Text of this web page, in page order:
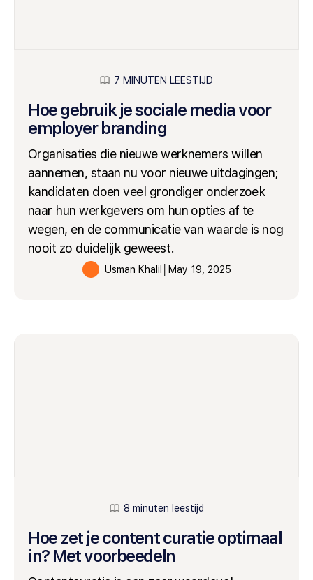
7 MINUTEN LEESTIJD
Hoe gebruik je sociale media voor
employer branding
Organisaties die nieuwe werknemers willen
aannemen, staan nu voor nieuwe uitdagingen;
kandidaten doen veel grondiger onderzoek
naar hun werkgevers om hun opties af te
wegen, en de communicatie van waarde is nog
nooit zo duidelijk geweest.
Usman Khalil May 19, 2025
8 minuten leestijd
Hoe zet je content curatie optimaal
in? Met voorbeedeln